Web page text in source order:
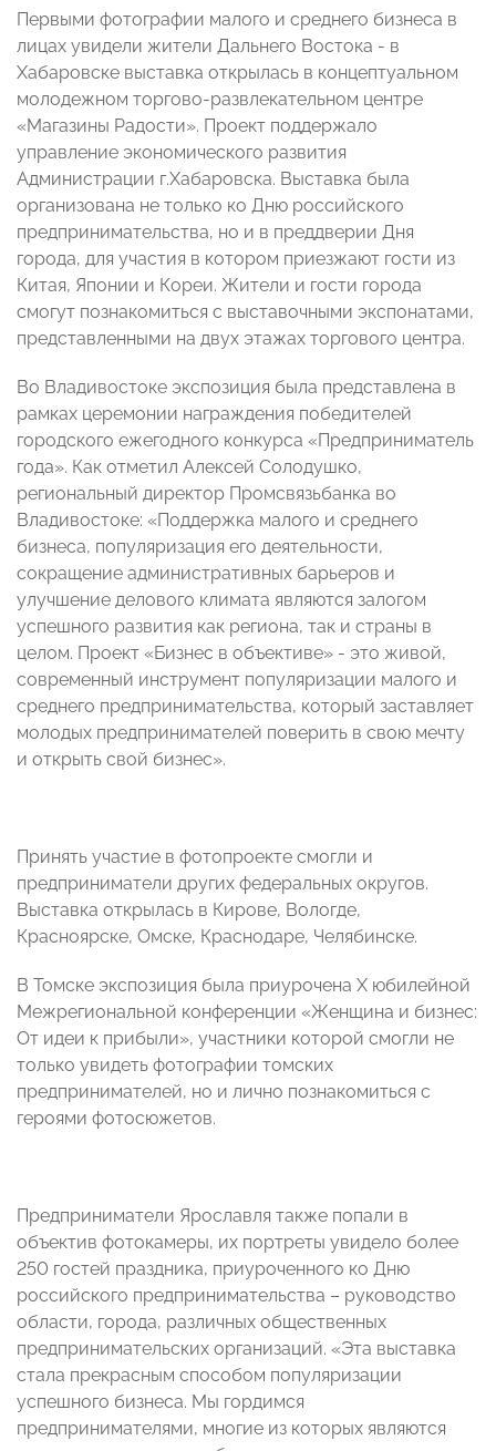
Первыми фотографии малого и среднего бизнеса в
лицах увидели жители Дальнего Востока - в
Хабаровске выставка открылась в концептуальном
молодежном торгово-развлекательном центре
«Магазины Радости». Проект поддержало
управление экономического развития
Администрации г.Хабаровска. Выставка была
организована не только ко Дню российского
предпринимательства, но и в преддверии Дня
города, для участия в котором приезжают гости из
Китая, Японии и Кореи. Жители и гости города
смогут познакомиться с выставочными экспонатами,
представленными на двух этажах торгового центра.
Во Владивостоке экспозиция была представлена в
рамках церемонии награждения победителей
городского ежегодного конкурса «Предприниматель
года». Как отметил Алексей Солодушко,
региональный директор Промсвязьбанка во
Владивостоке: «Поддержка малого и среднего
бизнеса, популяризация его деятельности,
сокращение административных барьеров и
улучшение делового климата являются залогом
успешного развития как региона, так и страны в
целом. Проект «Бизнес в объективе» - это живой,
современный инструмент популяризации малого и
среднего предпринимательства, который заставляет
молодых предпринимателей поверить в свою мечту
и открыть свой бизнес».
Принять участие в фотопроекте смогли и
предприниматели других федеральных округов.
Выставка открылась в Кирове, Вологде,
Красноярске, Омске, Краснодаре, Челябинске.
В Томске экспозиция была приурочена X юбилейной
Межрегиональной конференции «Женщина и бизнес:
От идеи к прибыли», участники которой смогли не
только увидеть фотографии томских
предпринимателей, но и лично познакомиться с
героями фотосюжетов.
Предприниматели Ярославля также попали в
объектив фотокамеры, их портреты увидело более
250 гостей праздника, приуроченного ко Дню
российского предпринимательства – руководство
области, города, различных общественных
предпринимательских организаций. «Эта выставка
стала прекрасным способом популяризации
успешного бизнеса. Мы гордимся
предпринимателями, многие из которых являются